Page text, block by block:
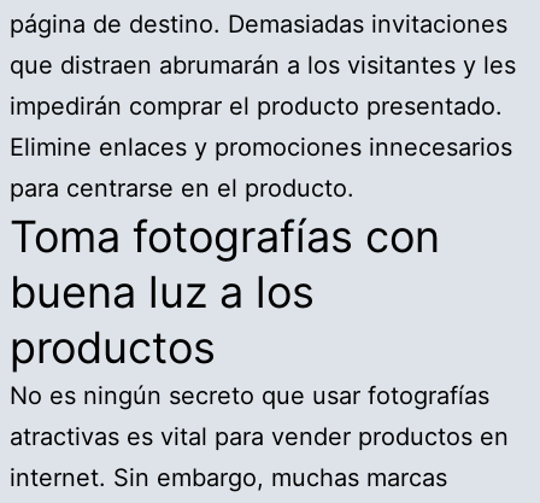
página de destino. Demasiadas invitaciones
que distraen abrumarán a los visitantes y les
impedirán comprar el producto presentado.
Elimine enlaces y promociones innecesarios
para centrarse en el producto.
Toma fotografías con
buena luz a los
productos
No es ningún secreto que usar fotografías
atractivas es vital para vender productos en
internet. Sin embargo, muchas marcas